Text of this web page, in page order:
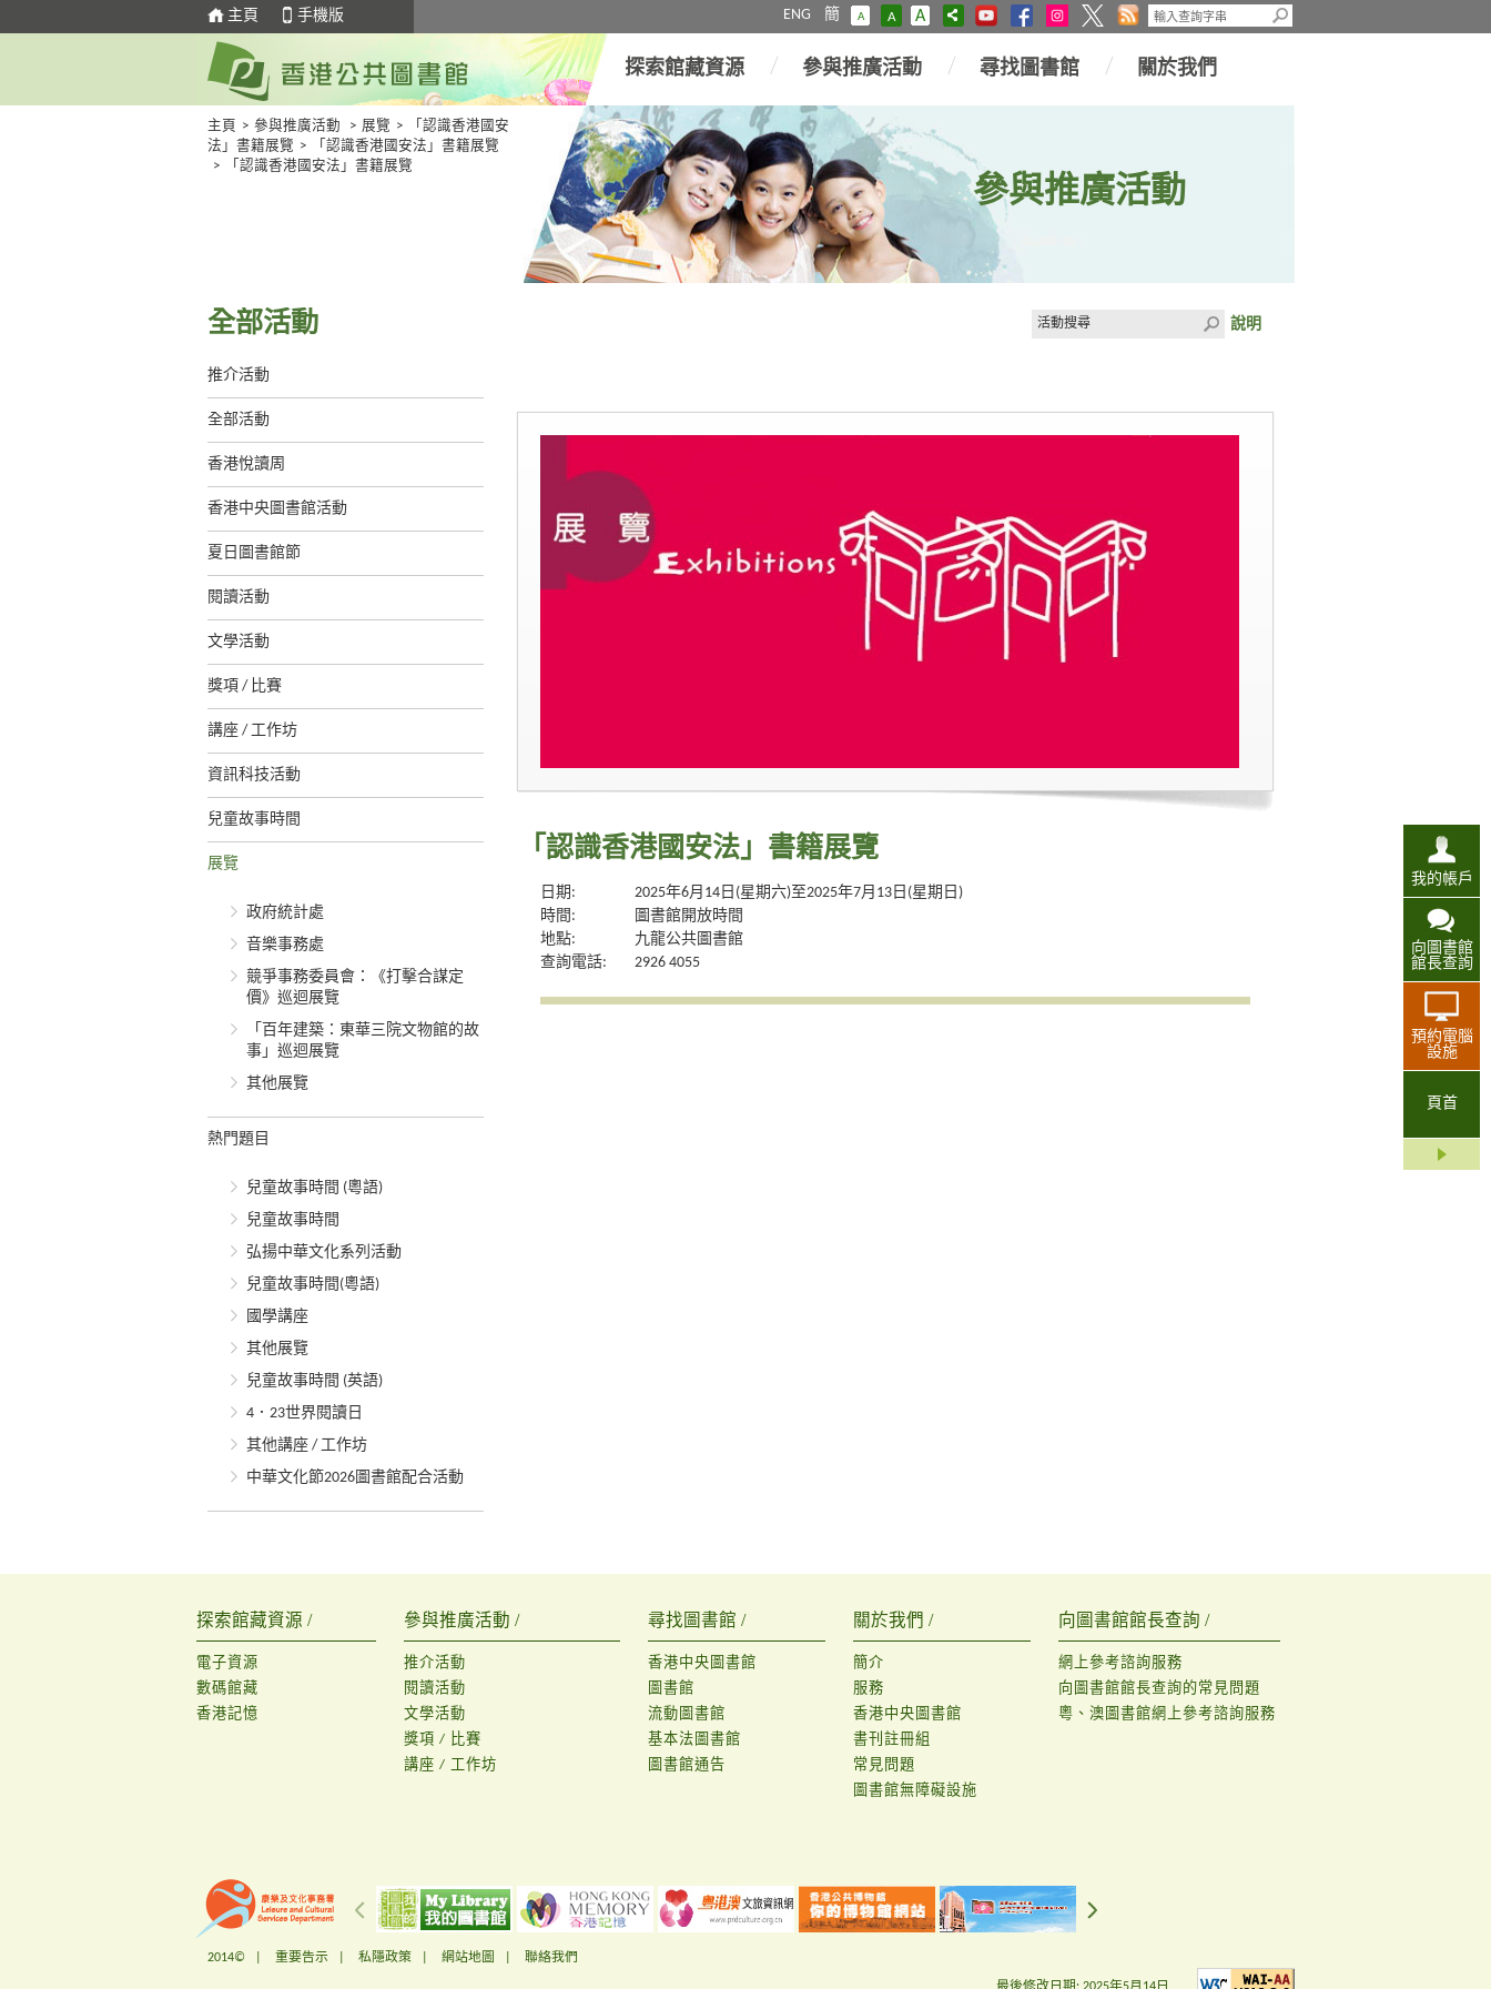
主頁 手機版 ENG 簡 A A A
我的帳戶
向圖書館
館長查詢
預約電腦
設施
頁首
探索館藏資源 參與推廣活動 尋找圖書館 關於我們
主頁 > 參與推廣活動 > 展覽 >
「認識香港國安
法」書籍展覽 >
「認識香港國安法」書籍展覽
>
「認識香港國安法」書籍展覽
參與推廣活動
全部活動
推介活動
全部活動
香港悅讀周
香港中央圖書館活動
夏日圖書館節
閱讀活動
文學活動
獎項 / 比賽
講座 / 工作坊
資訊科技活動
兒童故事時間
展覽
政府統計處
音樂事務處
競爭事務委員會：《打擊合謀定
價》巡迴展覽
「百年建築：東華三院文物館的故
事」巡迴展覽
其他展覽
熱門題目
兒童故事時間 (粵語)
兒童故事時間
弘揚中華文化系列活動
兒童故事時間(粵語)
國學講座
其他展覽
兒童故事時間 (英語)
4．23世界閱讀日
其他講座 / 工作坊
中華文化節2026圖書館配合活動
說明
「認識香港國安法」書籍展覽
日期:
2025年6月14日(星期六)至2025年7月13日(星期日)
時間:
圖書館開放時間
地點:
九龍公共圖書館
查詢電話:
2926 4055
探索館藏資源 /
電子資源
數碼館藏
香港記憶
參與推廣活動 /
推介活動
閱讀活動
文學活動
獎項 / 比賽
講座 / 工作坊
尋找圖書館 /
香港中央圖書館
圖書館
流動圖書館
基本法圖書館
圖書館通告
關於我們 /
簡介
服務
香港中央圖書館
書刊註冊組
常見問題
圖書館無障礙設施
向圖書館館長查詢 /
網上參考諮詢服務
向圖書館館長查詢的常見問題
粵、澳圖書館網上參考諮詢服務
2014© | 重要告示 私隱政策 網站地圖 聯絡我們